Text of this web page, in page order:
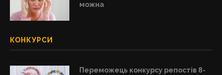
можна
КОНКУРСИ
Переможець конкурсу репостів 8-